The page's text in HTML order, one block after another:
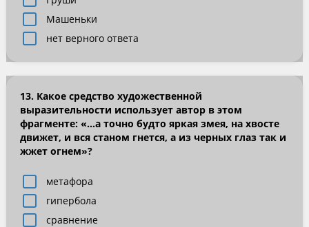
Машеньки
нет верного ответа
13. Какое средство художественной
выразительности использует автор в этом
фрагменте: «…а точно будто яркая змея, на хвосте
движет, и вся станом гнется, а из черных глаз так и
жжет огнем»?
метафора
гипербола
сравнение